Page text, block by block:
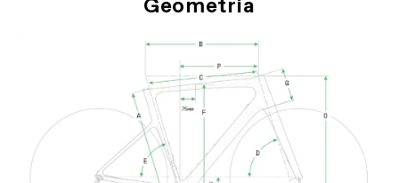
Geometria